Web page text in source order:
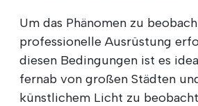
Um das Phänomen zu
professionelle Ausrüstung
diesen Bedingungen ist es
fernab von großen Städten
künstlichem Licht zu